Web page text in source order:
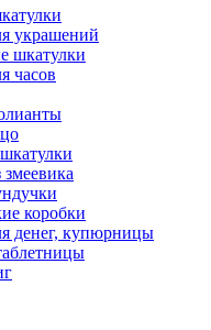
украшений
шкатулки
часов
коробки
денег, купюрницы